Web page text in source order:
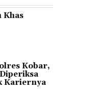
Khas
Kobar,
Kariernya